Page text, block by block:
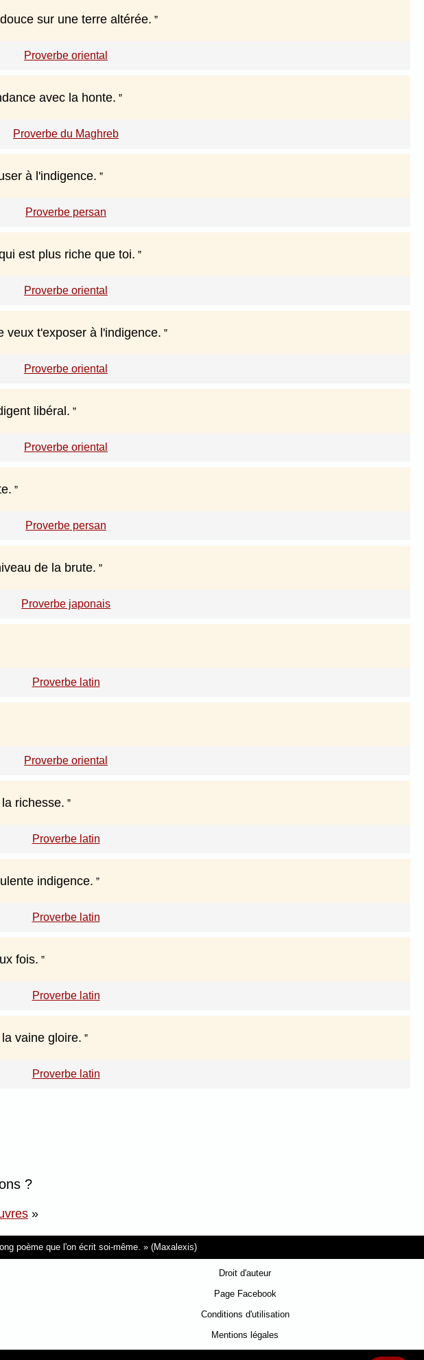
sur une terre altérée.
Proverbe oriental
avec la honte.
Proverbe du Maghreb
à l'indigence.
Proverbe persan
est plus riche que toi.
Proverbe oriental
veux t'exposer à l'indigence.
Proverbe oriental
libéral.
Proverbe oriental
Proverbe persan
de la brute.
Proverbe japonais
Proverbe latin
Proverbe oriental
richesse.
Proverbe latin
indigence.
Proverbe latin
fois.
Proverbe latin
vaine gloire.
Proverbe latin
?
»
poème que l'on écrit soi-même. (Maxalexis)
Droit d'auteur
Page Facebook
Conditions d'utilisation
Mentions légales